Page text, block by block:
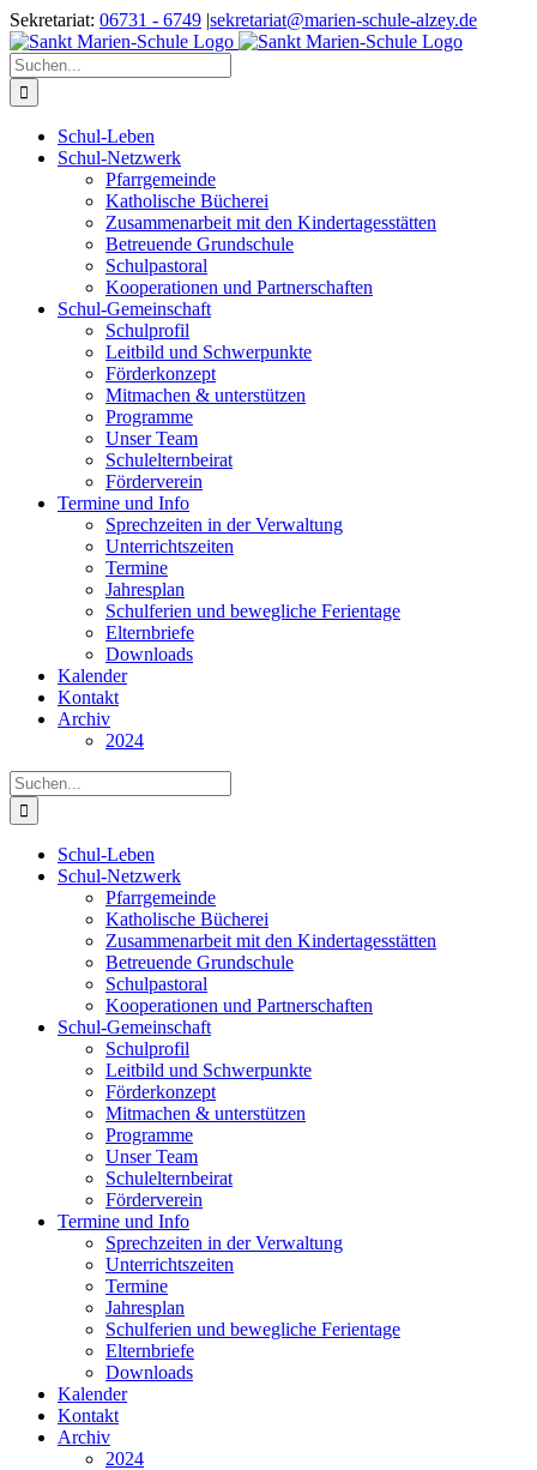
Zum
Inhalt
springen
Sekretariat: 06731 - 6749 |sekretariat@marien-schule-alzey.de
Suche
nach:
Schul-Leben
Schul-Netzwerk
Pfarrgemeinde
Katholische Bücherei
Zusammenarbeit mit den Kindertagesstätten
Betreuende Grundschule
Schulpastoral
Kooperationen und Partnerschaften
Schul-Gemeinschaft
Schulprofil
Leitbild und Schwerpunkte
Förderkonzept
Mitmachen & unterstützen
Programme
Unser Team
Schulelternbeirat
Förderverein
Termine und Info
Sprechzeiten in der Verwaltung
Unterrichtszeiten
Termine
Jahresplan
Schulferien und bewegliche Ferientage
Elternbriefe
Downloads
Kalender
Kontakt
Archiv
2024
Suche
nach:
Schul-Leben
Schul-Netzwerk
Pfarrgemeinde
Katholische Bücherei
Zusammenarbeit mit den Kindertagesstätten
Betreuende Grundschule
Schulpastoral
Kooperationen und Partnerschaften
Schul-Gemeinschaft
Schulprofil
Leitbild und Schwerpunkte
Förderkonzept
Mitmachen & unterstützen
Programme
Unser Team
Schulelternbeirat
Förderverein
Termine und Info
Sprechzeiten in der Verwaltung
Unterrichtszeiten
Termine
Jahresplan
Schulferien und bewegliche Ferientage
Elternbriefe
Downloads
Kalender
Kontakt
Archiv
2024